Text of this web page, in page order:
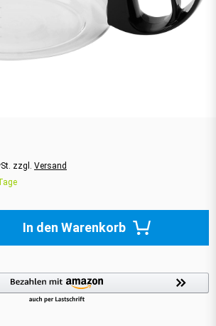
zzgl. Versand
In den Warenkorb